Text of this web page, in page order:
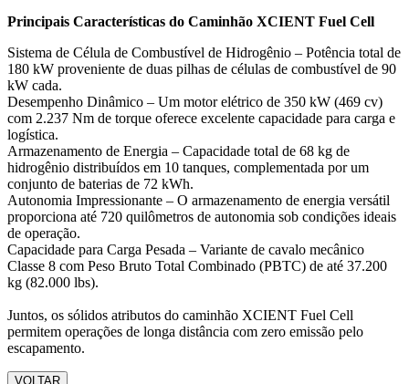
Principais Características do Caminhão XCIENT Fuel Cell
Sistema de Célula de Combustível de Hidrogênio – Potência total de
180 kW proveniente de duas pilhas de células de combustível de 90
kW cada.
Desempenho Dinâmico – Um motor elétrico de 350 kW (469 cv)
com 2.237 Nm de torque oferece excelente capacidade para carga e
logística.
Armazenamento de Energia – Capacidade total de 68 kg de
hidrogênio distribuídos em 10 tanques, complementada por um
conjunto de baterias de 72 kWh.
Autonomia Impressionante – O armazenamento de energia versátil
proporciona até 720 quilômetros de autonomia sob condições ideais
de operação.
Capacidade para Carga Pesada – Variante de cavalo mecânico
Classe 8 com Peso Bruto Total Combinado (PBTC) de até 37.200
kg (82.000 lbs).
Juntos, os sólidos atributos do caminhão XCIENT Fuel Cell
permitem operações de longa distância com zero emissão pelo
escapamento.
VOLTAR